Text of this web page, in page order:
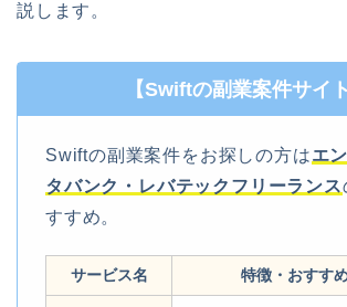
説します。
【Swiftの副業案件サイト
Swiftの副業案件をお探しの方はエ
タバンク・レバテックフリーランス
すすめ。
サービス名 特徴・おすす